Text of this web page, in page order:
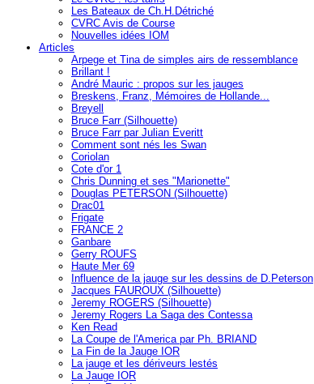
Les Bateaux de Ch.H.Détriché
CVRC Avis de Course
Nouvelles idées IOM
Articles
Arpege et Tina de simples airs de ressemblance
Brillant !
André Mauric : propos sur les jauges
Breskens, Franz, Mémoires de Hollande...
Breyell
Bruce Farr (Silhouette)
Bruce Farr par Julian Everitt
Comment sont nés les Swan
Coriolan
Cote d'or 1
Chris Dunning et ses "Marionette"
Douglas PETERSON (Silhouette)
Drac01
Frigate
FRANCE 2
Ganbare
Gerry ROUFS
Haute Mer 69
Influence de la jauge sur les dessins de D.Peterson
Jacques FAUROUX (Silhouette)
Jeremy ROGERS (Silhouette)
Jeremy Rogers La Saga des Contessa
Ken Read
La Coupe de l'America par Ph. BRIAND
La Fin de la Jauge IOR
La jauge et les dériveurs lestés
La Jauge IOR